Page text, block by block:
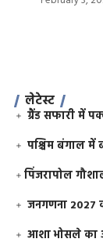
लेटेस्ट
ग्रैंड सफारी में
पश्चिम बंगाल में
​पिंजरापोल
जनगणना 2027
आशा भोसले का